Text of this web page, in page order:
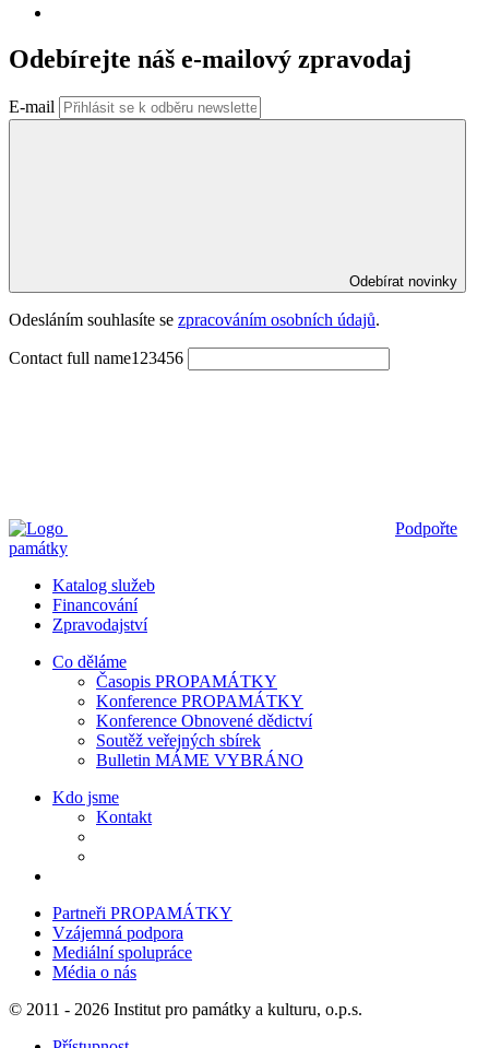
Odebírejte náš e-mailový zpravodaj
E-mail
Odebírat novinky
Odesláním souhlasíte se zpracováním osobních údajů.
Contact full name123456
Podpořte
památky
Katalog služeb
Financování
Zpravodajství
Co děláme
Časopis PROPAMÁTKY
Konference PROPAMÁTKY
Konference Obnovené dědictví
Soutěž veřejných sbírek
Bulletin MÁME VYBRÁNO
Kdo jsme
Kontakt
Partneři PROPAMÁTKY
Vzájemná podpora
Mediální spolupráce
Média o nás
© 2011 - 2026 Institut pro památky a kulturu, o.p.s.